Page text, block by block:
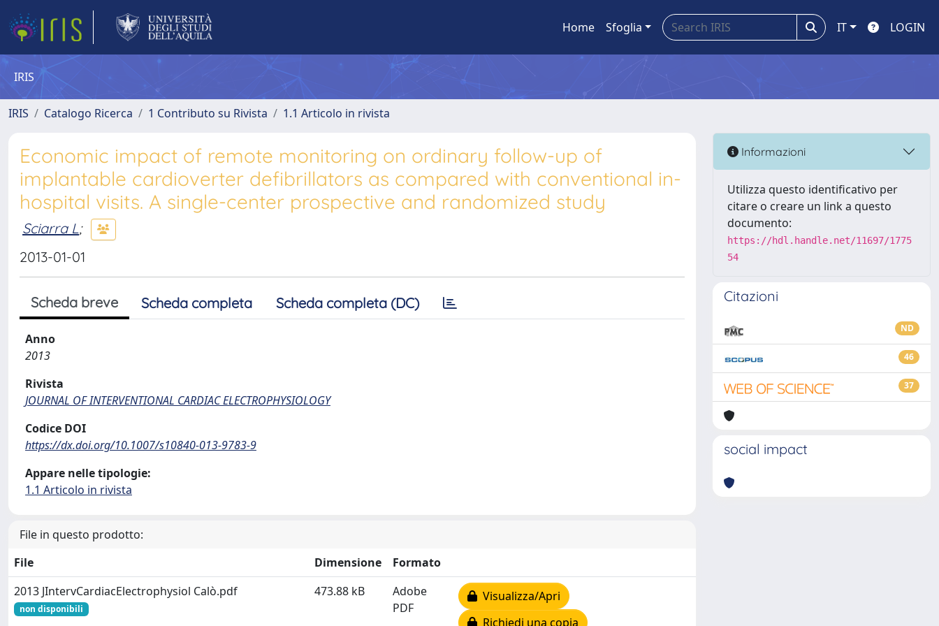
Home Sfoglia IT LOGIN
IRIS
IRIS Catalogo Ricerca 1 Contributo su Rivista 1.1 Articolo in rivista
Economic impact of remote monitoring on ordinary follow-up of
implantable cardioverter defibrillators as compared with conventional in-
hospital visits. A single-center prospective and randomized study
Sciarra L;
2013-01-01
Scheda breve Scheda completa Scheda completa (DC)
Anno
2013
Rivista
JOURNAL OF INTERVENTIONAL CARDIAC ELECTROPHYSIOLOGY
Codice DOI
https://dx.doi.org/10.1007/s10840-013-9783-9
Appare nelle tipologie:
1.1 Articolo in rivista
File in questo prodotto:
File
Dimensione
Formato
2013 JIntervCardiacElectrophysiol Calò.pdf
non disponibili
473.88 kB
Adobe
PDF
Visualizza/Apri
Richiedi una copia
Informazioni
Utilizza questo identificativo per
citare o creare un link a questo
documento:
https://hdl.handle.net/11697/1775
54
Citazioni
ND
46
37
social impact